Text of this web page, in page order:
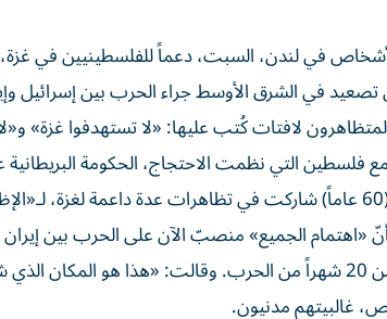
في لندن، السبت، دعماً للفلسطينيين في غزة،
في الشرق الأوسط جراء الحرب بين إسرائيل
لافتات كُتب عليها: «لا تستهدفوا غزة»
التي نظمت الاحتجاج، الحكومة البريطانية
«اهتمام الجميع» منصبّ الآن على الحرب بين